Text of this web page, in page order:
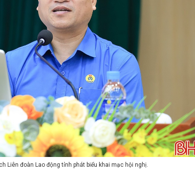
Liên đoàn Lao động tỉnh phát biểu khai mạc hội nghị.